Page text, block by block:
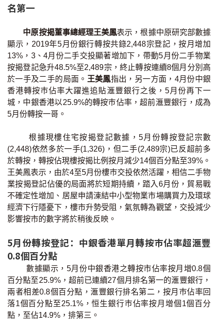
置業預算
供款年期計算
工商舖按揭計算
免費物業估價
下載中心
按揭全面睇
新聞/研究
公司動態
按市新聞
統計數據庫
按揭快趣智識
名第一
中原按揭董事總經理王美鳳表示，根據中原研究部數據
顯示，2019年5月份銀行轉按共錄2,448宗登記，按月增加
13%，3、4月份二手交投顯著增加下，帶動5月份二手物業
按揭登記急升48.5%至2,489宗，終止轉按連續8個月分別高
於一手及二手的局面。 王美鳳指出，另一方面，4月份中銀
香港轉按巿佔率大躍進追貼滙豐銀行之後，5月份再下一
城，中銀香港以25.9%的轉按巿佔率，超前滙豐銀行，成為
5月份轉按一哥。
根據現樓住宅按揭登記數據，5月份轉按登記宗數
(2,448)依然多於一手(1,326)，但二手(2,489宗)已反超前多
於轉按，轉按佔現樓按揭比例按月減少14個百分點至39%。
王美鳳表示，由於4至5月份樓巿交投依然活躍，相信二手物
業按揭登記佔優的局面將於短期持續，踏入6月份，貿易戰
不確定性增加、居屋申請涷結中小型物業市場購買力及環球
經濟下行隱憂下，樓市升勢受阻，氣氛轉為觀望，交投減少
影響按市的數字將於稍後反映。
5月份轉按登記：中銀香港單月轉按巿佔率超滙豐
0.8個百分點
數據顯示，5月份中銀香港之轉按市佔率按月增0.8個
百分點至25.9%，超前已連續27個月排名第一的滙豐銀行，
兩者相差0.8個百分點，滙豐銀行排名第二，按月巿佔率回
落1個百分點至25.1%，恒生銀行巿佔率按月增個1個百分
點，至佔14.9%，排第三。